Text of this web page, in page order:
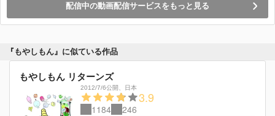
配信中の動画配信サービスをもっと見る
『もやしもん』に似ている作品
もやしもん リターンズ
2012/7/6公開 日本
3.9
1184 246